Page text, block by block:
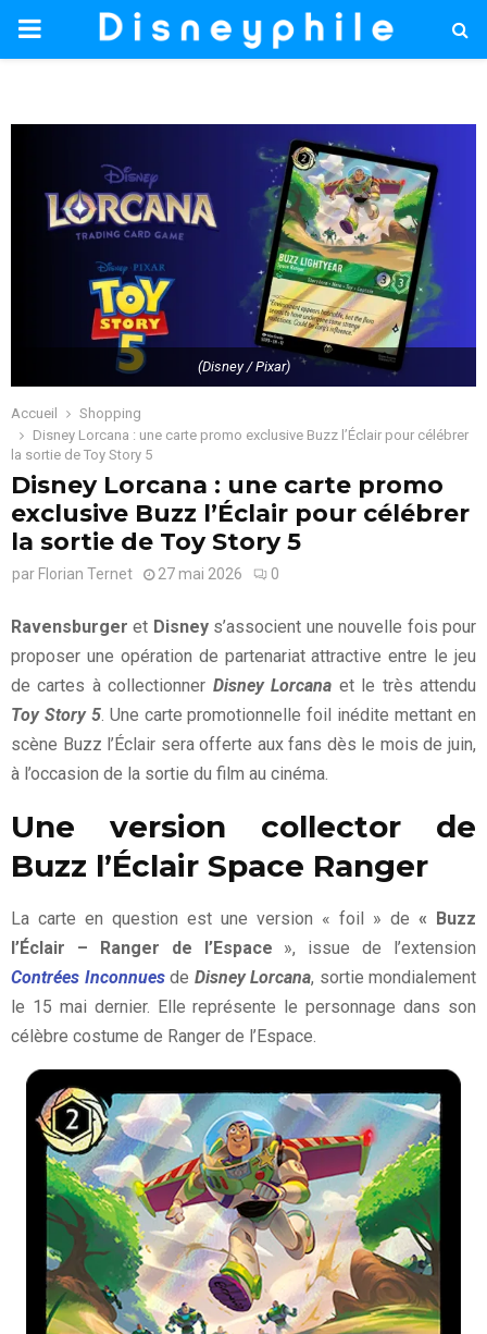
PRIMARY
(Disney / Pixar)
Accueil
Shopping
Disney Lorcana : une carte promo exclusive Buzz l’Éclair pour célébrer
la sortie de Toy Story 5
Disney Lorcana : une carte promo
exclusive Buzz l’Éclair pour célébrer
la sortie de Toy Story 5
par Florian Ternet 27 mai 2026 0
Ravensburger et Disneys’associent une nouvelle fois pour
proposer une opération de partenariat attractive entre le jeu
de cartes à collectionner Disney Lorcana et le très attendu
Toy Story 5. Une carte promotionnelle foil inédite mettant en
scène Buzz l’Éclair sera offerte aux fans dès le mois de juin,
à l’occasion de la sortie du film au cinéma.
Une version collector de
Buzz l’Éclair Space Ranger
La carte en question est une version « foil » de « Buzz
l’Éclair – Ranger de l’Espace », issue de l’extension
Contrées Inconnuesde Disney Lorcana, sortie mondialement
le 15 mai dernier. Elle représente le personnage dans son
célèbre costume de Ranger de l’Espace.